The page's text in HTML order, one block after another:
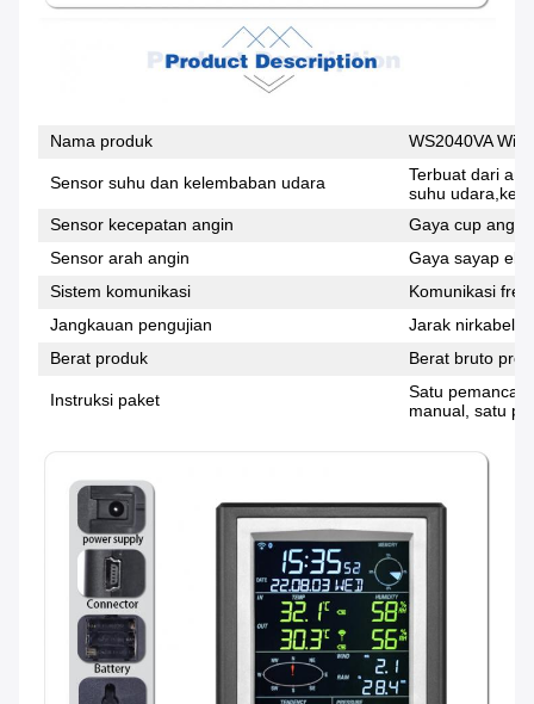
Nama produk WS2040VA
Sensor suhu dan kelembaban udara
Terbuat dari
suhu
Sensor kecepatan angin
Gaya cup
Sensor arah angin
Gaya sayap
Sistem komunikasi
Komunikasi
Jangkauan pengujian
Jarak nirkabel
Berat produk
Berat bruto
Instruksi paket
Satu pemancar
manual, satu